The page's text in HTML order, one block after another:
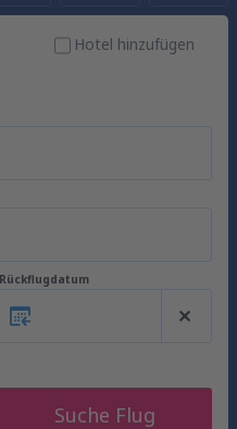
Hotel hinzufügen
Rückflugdatum
Suche Flug